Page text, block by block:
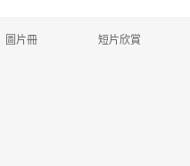
圖片冊 短片欣賞